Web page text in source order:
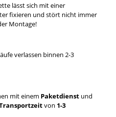
lässt sich mit einer
fixieren und stört nicht immer
Montage!
verlassen binnen 2-3
mit einem Paketdienstund
von 1-3